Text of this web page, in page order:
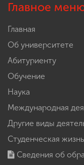
Главное
Главная
Об университете
Абитуриенту
Обучение
Наука
Международная
Другие виды
Студенческая жизнь
Сведения об